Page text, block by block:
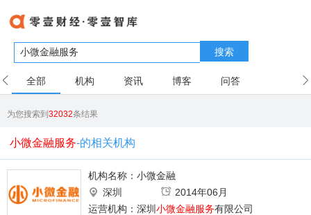
搜索
全部 机构 资讯 博客 问答
为您搜索到32032条结果
小微金融服务-的相关机构
机构名称： 小微金融
深圳
2014年06月
运营机构：深圳 小微金融服务有限公司